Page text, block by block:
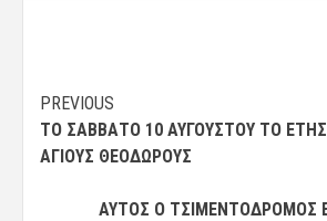
Post
navigation
PREVIOUS
ΤΟ ΣΆΒΒΑΤΟ 10 ΑΥΓΟΎΣΤΟΥ ΤΟ
ΑΓΊΟΥΣ ΘΕΟΔΏΡΟΥΣ
ΑΥΤΌΣ Ο ΤΣΙΜΕΝΤΌΔΡΟΜΟΣ